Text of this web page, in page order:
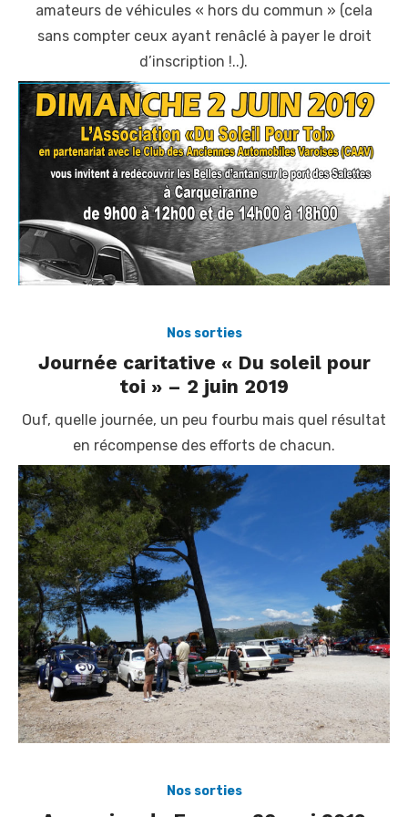
amateurs de véhicules « hors du commun » (cela
sans compter ceux ayant renâclé à payer le droit
d’inscription !..).
Nos sorties
Journée caritative « Du soleil pour
toi » – 2 juin 2019
Ouf, quelle journée, un peu fourbu mais quel résultat
en récompense des efforts de chacun.
Nos sorties